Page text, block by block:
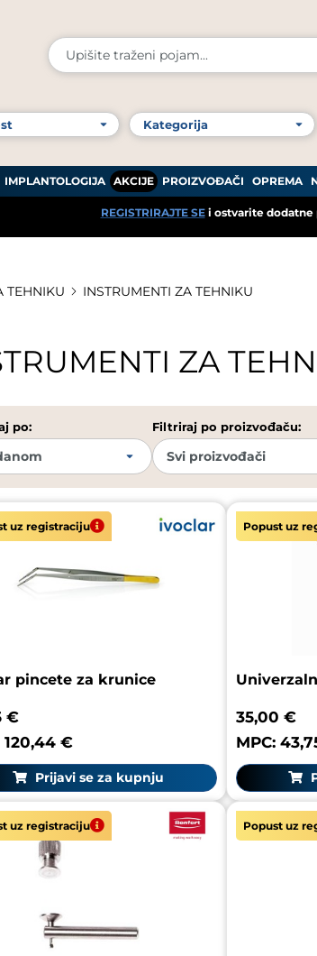
IMPLANTOLOGIJA AKCIJE PROIZVOĐAČI OPREMA
REGISTRIRAJTE SEi ostvarite dodatne
TEHNIKU INSTRUMENTI ZA TEHNIKU
ZA
po: Filtriraj po proizvođaču:
uz registraciju
pincete za krunice
€
120,44 €
Prijavi se za kupnju
Popust uz
35,00 €
MPC:
uz registraciju Popust uz